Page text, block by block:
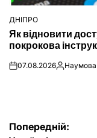
ОПУБЛІКУВАТИ
У
ДНІПРО
Як відновити
покрокова
on07.08.2026 Наумова
Попередній: